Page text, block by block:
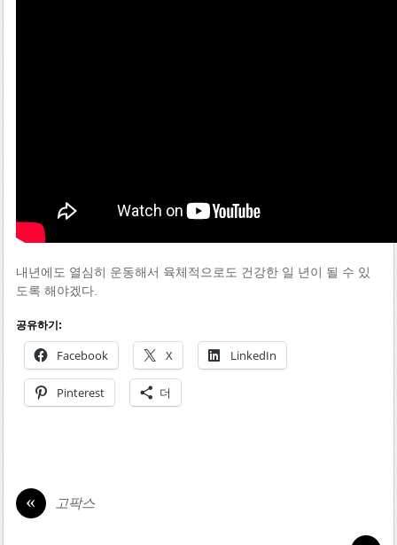
내년에도 열심히 운동해서 육체적으로도 건강한 일 년이 될 수 있
도록 해야겠다.
공유하기:
Facebook X LinkedIn
Pinterest 더
« 고팍스